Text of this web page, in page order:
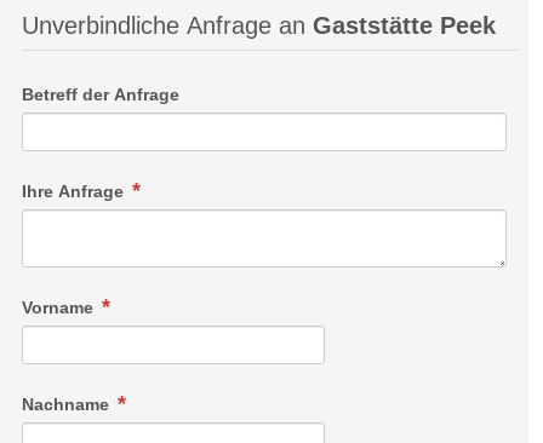
Unverbindliche Anfrage an Gaststätte Peek
Betreff der Anfrage
Ihre Anfrage
Vorname
Nachname